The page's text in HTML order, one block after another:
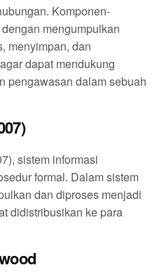
Komponen-
mengumpulkan
menyimpan, dan
dapat mendukung
pengawasan dalam sebuah
sistem informasi
formal. Dalam sistem
dan diproses menjadi
didistribusikan ke para